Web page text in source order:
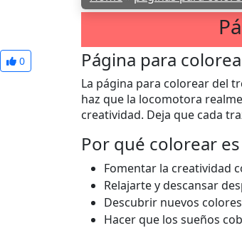
0 Página para
La página para colorear del
haz que la locomotora
creatividad. Deja que cada
Por qué colorear
Fomentar la creatividad
Relajarte y descansar
Descubrir nuevos
Hacer que los sueños